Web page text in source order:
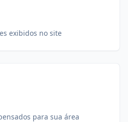
exibidos no site
para sua área